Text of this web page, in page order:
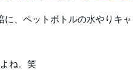
に、ペットボトルの水やりキャ
ね。笑